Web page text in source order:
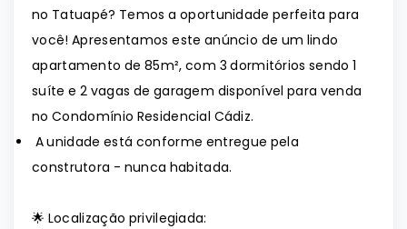
no Tatuapé? Temos a oportunidade perfeita para
você! Apresentamos este anúncio de um lindo
apartamento de 85m², com 3 dormitórios sendo 1
suíte e 2 vagas de garagem disponível para venda
no Condomínio Residencial Cádiz.
A unidade está conforme entregue pela
construtora - nunca habitada.
🌟 Localização privilegiada: